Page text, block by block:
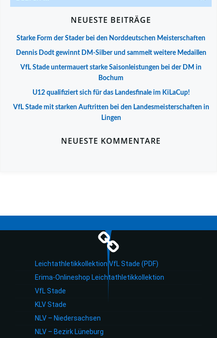
for:
NEUESTE BEITRÄGE
Starke Form der Stader bei den Norddeutschen Meisterschaften
Dennis Dodt gewinnt DM-Silber und sammelt weitere Medaillen
VfL Stade untermauert starke Saisonleistungen bei der DM in
Bochum
U12 qualifiziert sich für das Landesfinale im KiLaCup!
VfL Stade mit starken Auftritten bei den Landesmeisterschaften in
Lingen
NEUESTE KOMMENTARE
Leichtathletikkollektion VfL Stade (PDF)
Erima-Onlineshop Leichtathletikkollektion
VfL Stade
KLV Stade
NLV – Niedersachsen
NLV – Bezirk Lüneburg